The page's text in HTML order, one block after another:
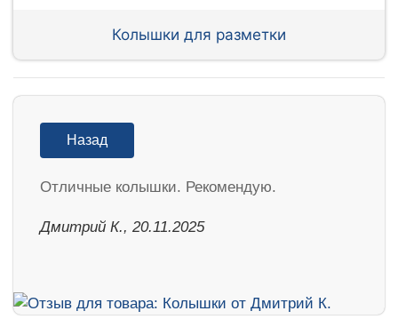
Колышки для разметки
Назад
Отличные колышки. Рекомендую.
Дмитрий К., 20.11.2025